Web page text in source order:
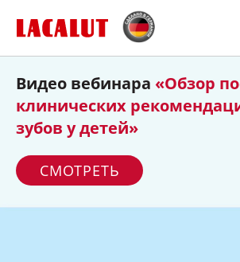
Продукция
Полезно знать
Спросите
Искать
Диагностируем степень
кариеса правильно